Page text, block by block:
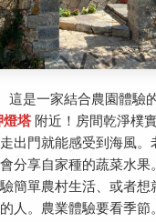
這是一家結合農園體驗
燈塔附近！房間乾淨樸
出門就能感受到海風。
分享自家種的蔬菜水果
簡單農村生活、或者想
人。農業體驗要看季節。